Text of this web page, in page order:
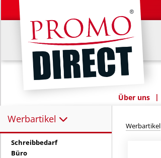
Über uns |
Werbartikel
Werbartikel:
Schreibbedarf
Büro
Werbartikel